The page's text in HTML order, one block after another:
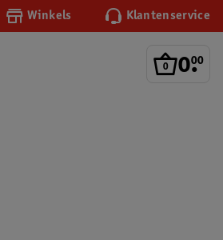
Winkels Klantenservice
0.
00